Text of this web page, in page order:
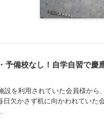
予備校なし！自学自習で慶
設を利用されていた会員様から
日欠かさず机に向かわれていた